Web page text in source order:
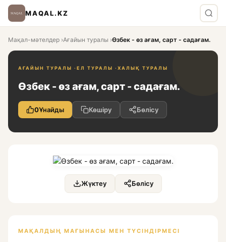
MAQAL.KZ
Мақал-мәтелдер ›Ағайын туралы ›Өзбек - өз ағам, сарт - садағам.
АҒАЙЫН ТУРАЛЫ · ЕЛ ТУРАЛЫ · ХАЛЫҚ ТУРАЛЫ
Өзбек - өз ағам, сарт - садағам.
0Ұнайды Көшіру Бөлісу
Жүктеу Бөлісу
МАҚАЛДЫҢ МАҒЫНАСЫ МЕН ТҮСІНДІРМЕСІ